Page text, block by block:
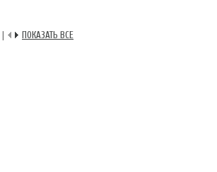
ПОКАЗАТЬ ВСЕ